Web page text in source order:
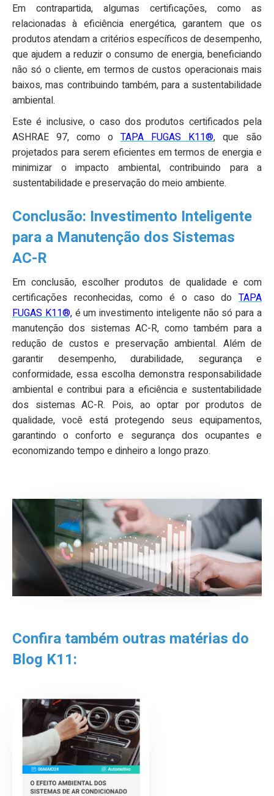
Em contrapartida, algumas certificações, como as
relacionadas à eficiência energética, garantem que os
produtos atendam a critérios específicos de desempenho,
que ajudem a reduzir o consumo de energia, beneficiando
não só o cliente, em termos de custos operacionais mais
baixos, mas contribuindo também, para a sustentabilidade
ambiental.
Este é inclusive, o caso dos produtos certificados pela
ASHRAE 97, como o TAPA FUGAS K11®, que são
projetados para serem eficientes em termos de energia e
minimizar o impacto ambiental, contribuindo para a
sustentabilidade e preservação do meio ambiente.
Conclusão: Investimento Inteligente
para a Manutenção dos Sistemas
AC-R
Em conclusão, escolher produtos de qualidade e com
certificações reconhecidas, como é o caso do TAPA
FUGAS K11®,é um investimento inteligente não só para a
manutenção dos sistemas AC-R, como também para a
redução de custos e preservação ambiental. Além de
garantir desempenho, durabilidade, segurança e
conformidade, essa escolha demonstra responsabilidade
ambiental e contribui para a eficiência e sustentabilidade
dos sistemas AC-R. Pois, ao optar por produtos de
qualidade, você está protegendo seus equipamentos,
garantindo o conforto e segurança dos ocupantes e
economizando tempo e dinheiro a longo prazo.
Confira também outras matérias do
Blog K11: